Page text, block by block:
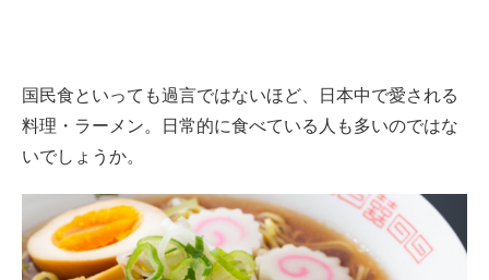
国民食といっても過言ではないほど、日本中で愛される
料理・ラーメン。日常的に食べている人も多いのではな
いでしょうか。